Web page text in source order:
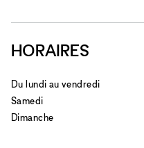
HORAIRES
Du lundi au vendredi
Samedi
Dimanche